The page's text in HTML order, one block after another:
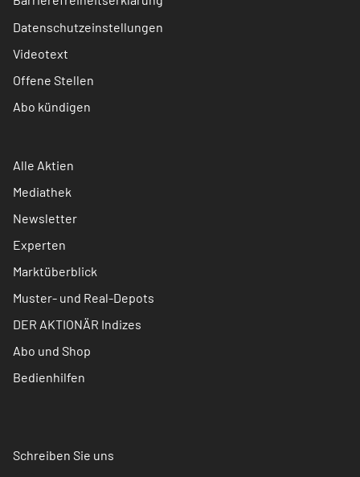
Datenschutzeinstellungen
Videotext
Offene Stellen
Abo kündigen
Alle Aktien
Mediathek
Newsletter
Experten
Marktüberblick
Muster- und Real-Depots
DER AKTIONÄR Indizes
Abo und Shop
Bedienhilfen
Schreiben Sie uns